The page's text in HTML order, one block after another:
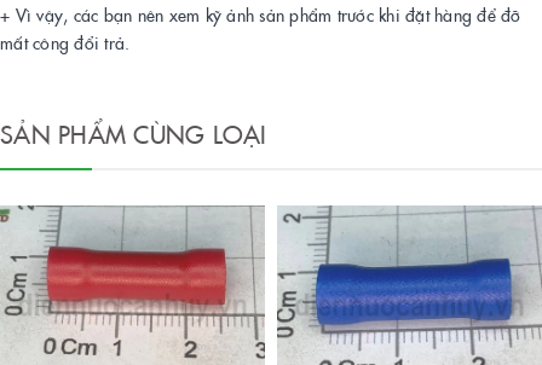
+ Vì vậy, các bạn nên xem kỹ ảnh sản phẩm trước khi đặt hàng để đỡ
mất công đổi trả.
SẢN PHẨM CÙNG LOẠI